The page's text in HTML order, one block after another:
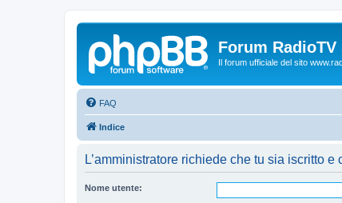
Forum
Il forum ufficiale del sito
FAQ
Indice
L’amministratore richiede che tu sia iscritto
Nome utente: